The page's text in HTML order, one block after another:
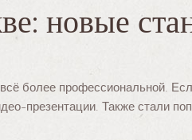
новые
более профессиональной.
презентации. Также стали